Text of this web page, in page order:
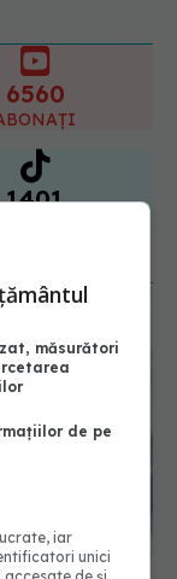
ABONAȚI
1401
de
măsurători
de pe
iar
unici